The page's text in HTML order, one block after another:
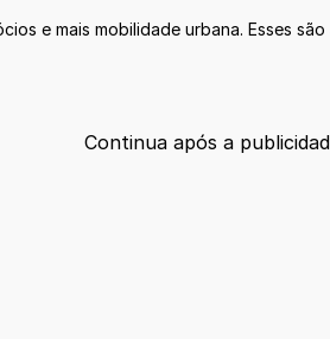
e mais mobilidade urbana. Esses
Continua após a